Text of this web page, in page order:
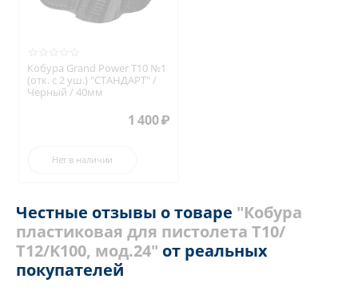
Кобура Grand Power T10 №1
(отк. с 2 уш.) "СТАНДАРТ" /
Черный / 40мм
1 400₽
Нет в наличии
Честные отзывы о товаре "Кобура
пластиковая для пистолета Т10/
Т12/K100, мод.24" от реальных
покупателей